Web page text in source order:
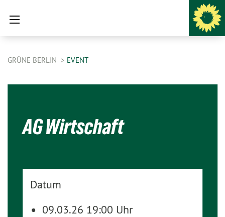
GRÜNE BERLIN EVENT
AG Wirtschaft
Datum
09.03.26 19:00 Uhr